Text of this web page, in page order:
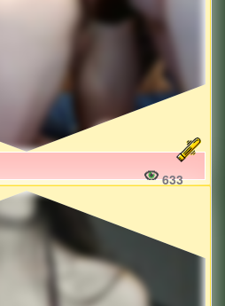
633